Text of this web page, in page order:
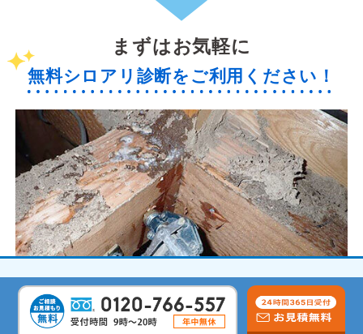
まずはお気軽に
無料シロアリ診断をご利用ください！